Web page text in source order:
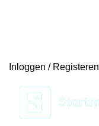
Inloggen / Registeren